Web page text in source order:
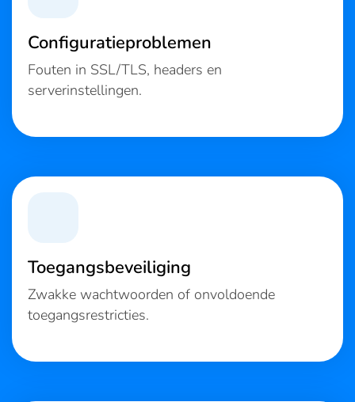
Configuratieproblemen
Fouten in SSL/TLS, headers en
serverinstellingen.
Toegangsbeveiliging
Zwakke wachtwoorden of onvoldoende
toegangsrestricties.